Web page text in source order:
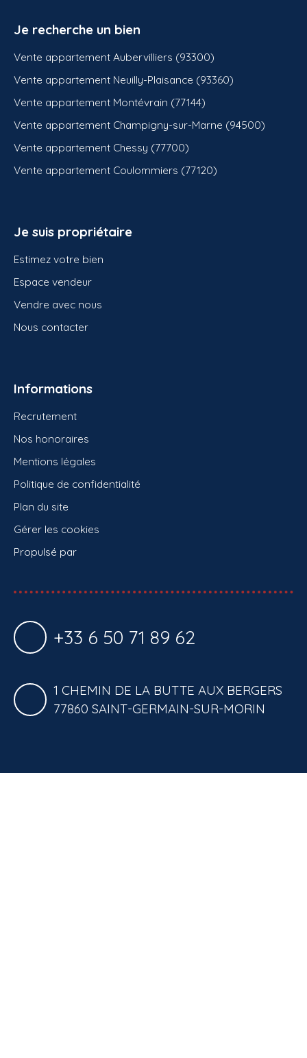
Je recherche un bien
Vente appartement Aubervilliers (93300)
Vente appartement Neuilly-Plaisance (93360)
Vente appartement Montévrain (77144)
Vente appartement Champigny-sur-Marne (94500)
Vente appartement Chessy (77700)
Vente appartement Coulommiers (77120)
Je suis propriétaire
Estimez votre bien
Espace vendeur
Vendre avec nous
Nous contacter
Informations
Recrutement
Nos honoraires
Mentions légales
Politique de confidentialité
Plan du site
Gérer les cookies
Propulsé par
+33 6 50 71 89 62
1 CHEMIN DE LA BUTTE AUX BERGERS
77860 SAINT-GERMAIN-SUR-MORIN